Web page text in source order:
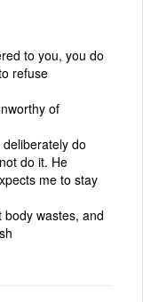
to you, you do
refuse
of
do
do it. He
me to stay
wastes, and